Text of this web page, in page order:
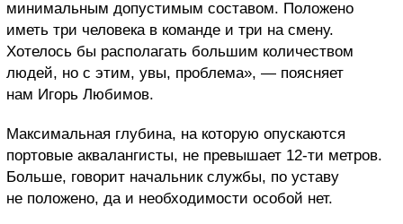
минимальным допустимым составом. Положено
иметь три человека в команде и три на смену.
Хотелось бы располагать большим количеством
людей, но с этим, увы, проблема», — поясняет
нам Игорь Любимов.
Максимальная глубина, на которую опускаются
портовые аквалангисты, не превышает 12-ти метров.
Больше, говорит начальник службы, по уставу
не положено, да и необходимости особой нет.